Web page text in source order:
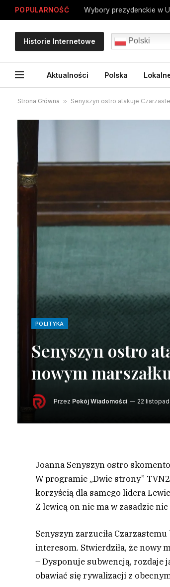
POPULARNOŚĆ
Historie Internetowe Polski
Aktualności Polska
Strona Główna » Senyszyn ostro atakuje
POLITYKA
Senyszyn ostro
nowym
Przez Pokój Wiadomości 22
Joanna Senyszyn ostro
W programie „Dwie strony”
korzyścią dla samego lidera
Z lewicą on nie ma w zasadzie nic
Senyszyn zarzuciła
interesom. Stwierdziła, że nowy
– Dysponuje subwencją, rozdaje
obawiać się rywalizacji z